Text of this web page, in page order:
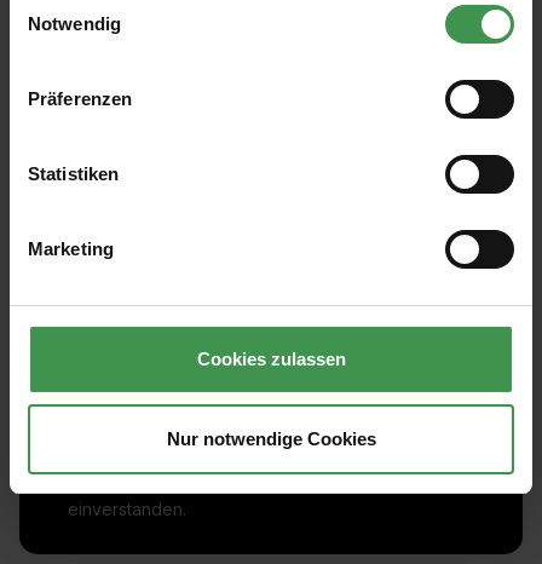
Notwendig
Präferenzen
Statistiken
Marketing
Cookies zulassen
Nur notwendige Cookies
Abonnieren Sie den kostenlosen Newsletter und
einverstanden.